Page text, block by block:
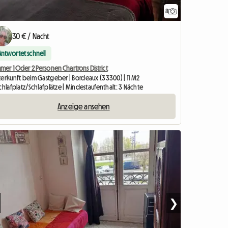
8
30 € / Nacht
schnell
1 Oder 2 Personen Chartrons District
beim Gastgeber | Bordeaux (33300) | 11 M2
Schlafplätze | Mindestaufenthalt: 3 Nächte
Anzeige ansehen
❯